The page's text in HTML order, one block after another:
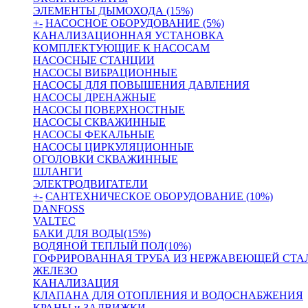
ЭЛЕМЕНТЫ ДЫМОХОДА (15%)
+- НАСОСНОЕ ОБОРУДОВАНИЕ (5%)
КАНАЛИЗАЦИОННАЯ УСТАНОВКА
КОМПЛЕКТУЮЩИЕ К НАСОСАМ
НАСОСНЫЕ СТАНЦИИ
НАСОСЫ ВИБРАЦИОННЫЕ
НАСОСЫ ДЛЯ ПОВЫШЕНИЯ ДАВЛЕНИЯ
НАСОСЫ ДРЕНАЖНЫЕ
НАСОСЫ ПОВЕРХНОСТНЫЕ
НАСОСЫ СКВАЖИННЫЕ
НАСОСЫ ФЕКАЛЬНЫЕ
НАСОСЫ ЦИРКУЛЯЦИОННЫЕ
ОГОЛОВКИ СКВАЖИННЫЕ
ШЛАНГИ
ЭЛЕКТРОДВИГАТЕЛИ
+- САНТЕХНИЧЕСКОЕ ОБОРУДОВАНИЕ (10%)
DANFOSS
VALTEC
БАКИ ДЛЯ ВОДЫ(15%)
ВОДЯНОЙ ТЕПЛЫЙ ПОЛ(10%)
ГОФРИРОВАННАЯ ТРУБА ИЗ НЕРЖАВЕЮЩЕЙ
ЖЕЛЕЗО
КАНАЛИЗАЦИЯ
КЛАПАНА ДЛЯ ОТОПЛЕНИЯ И ВОДОСНАБЖЕНИЯ